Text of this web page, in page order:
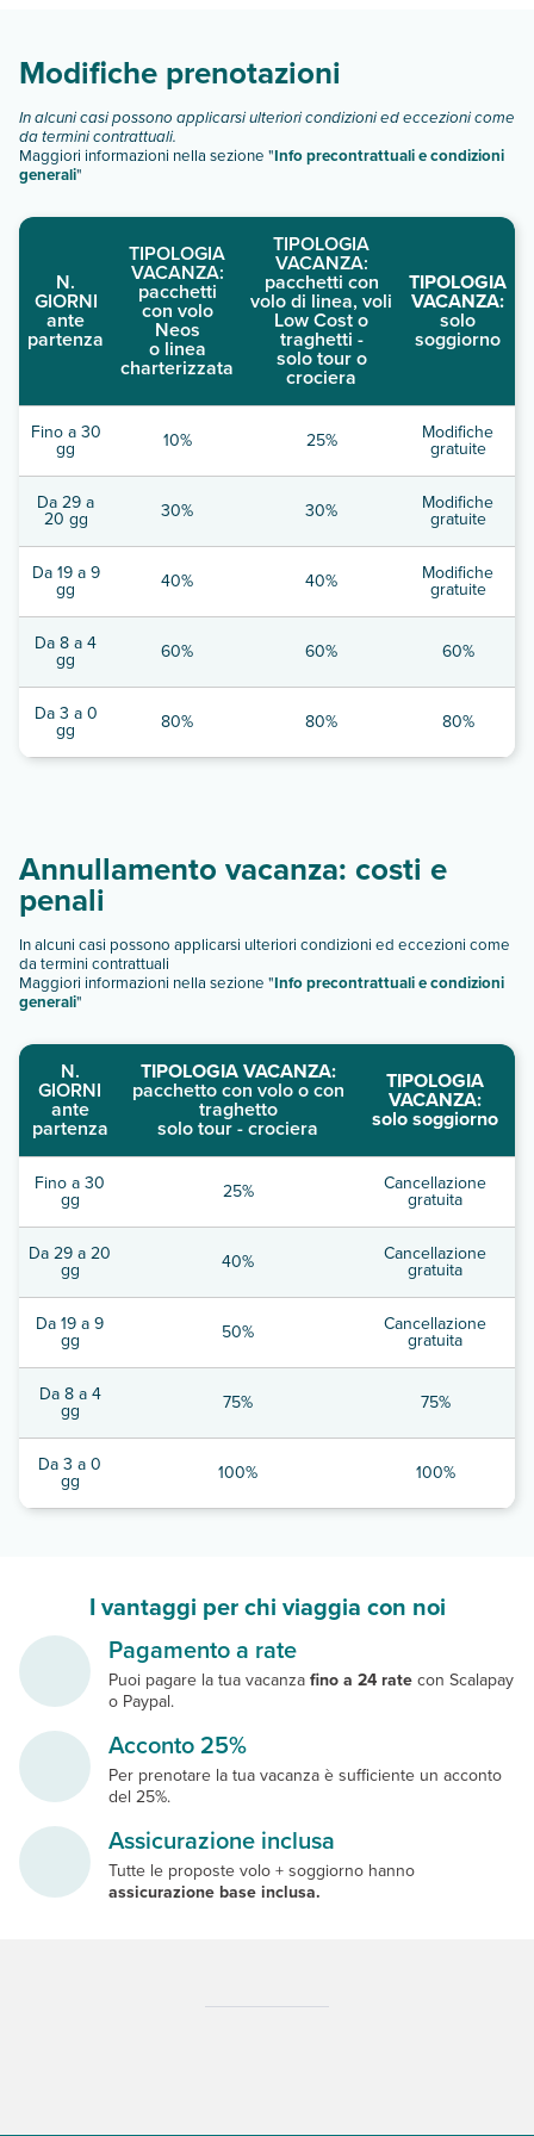
Modifiche prenotazioni
In alcuni casi possono applicarsi ulteriori condizioni ed eccezioni come
da termini contrattuali.
Maggiori informazioni nella sezione "Info precontrattuali e condizioni
generali"
N.
GIORNI
ante
partenza
TIPOLOGIA
VACANZA:
pacchetti
con volo
Neos
o linea
charterizzata
TIPOLOGIA
VACANZA:
pacchetti con
volo di linea, voli
Low Cost o
traghetti -
solo tour o
crociera
TIPOLOGIA
VACANZA:
solo
soggiorno
Fino a 30
gg 10% 25% Modifiche
gratuite
Da 29 a
20 gg 30% 30% Modifiche
gratuite
Da 19 a 9
gg 40% 40% Modifiche
gratuite
Da 8 a 4
gg 60% 60% 60%
Da 3 a 0
gg 80% 80% 80%
Annullamento vacanza: costi e
penali
In alcuni casi possono applicarsi ulteriori condizioni ed eccezioni come
da termini contrattuali
Maggiori informazioni nella sezione "Info precontrattuali e condizioni
generali"
N.
GIORNI
ante
partenza
TIPOLOGIA VACANZA:
pacchetto con volo o con
traghetto
solo tour - crociera
TIPOLOGIA
VACANZA:
solo soggiorno
Fino a 30
gg 25% Cancellazione
gratuita
Da 29 a 20
gg 40% Cancellazione
gratuita
Da 19 a 9
gg 50% Cancellazione
gratuita
Da 8 a 4
gg 75% 75%
Da 3 a 0
gg 100% 100%
I vantaggi per chi viaggia con noi
Pagamento a rate
Puoi pagare la tua vacanzafino a 24 ratecon Scalapay
o Paypal.
Acconto 25%
Per prenotare la tua vacanza è sufficiente un acconto
del 25%.
Assicurazione inclusa
Tutte le proposte volo + soggiorno hanno
assicurazione base inclusa.